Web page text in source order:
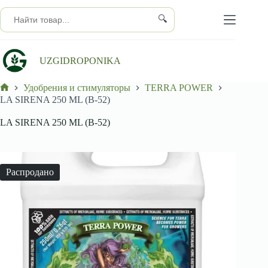
к
сути
🔍
UZGIDROPONIKA
Главная
Удобрения и стимуляторы
TERRA POWER
LA SIRENA 250 ML (B-52)
LA SIRENA 250 ML (B-52)
Распродано